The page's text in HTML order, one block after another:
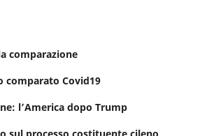
comparazione
comparato Covid19
l’America dopo Trump